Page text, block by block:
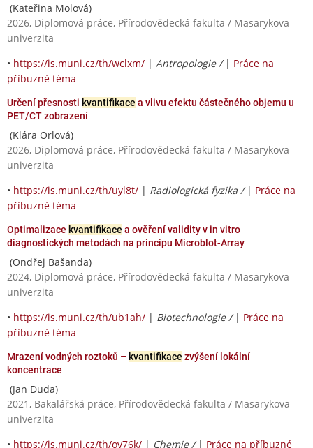
(Kateřina Molová)
2026, Diplomová práce, Přírodovědecká fakulta / Masarykova
univerzita
• https://is.muni.cz/th/wclxm/ | Antropologie / | Práce na
příbuzné téma
Určení přesnosti kvantifikace a vlivu efektu částečného objemu u
PET/CT zobrazení
(Klára Orlová)
2026, Diplomová práce, Přírodovědecká fakulta / Masarykova
univerzita
• https://is.muni.cz/th/uyl8t/ | Radiologická fyzika / | Práce na
příbuzné téma
Optimalizace kvantifikace a ověření validity v in vitro
diagnostických metodách na principu Microblot-Array
(Ondřej Bašanda)
2024, Diplomová práce, Přírodovědecká fakulta / Masarykova
univerzita
• https://is.muni.cz/th/ub1ah/ | Biotechnologie / | Práce na
příbuzné téma
Mrazení vodných roztoků – kvantifikace zvýšení lokální
koncentrace
(Jan Duda)
2021, Bakalářská práce, Přírodovědecká fakulta / Masarykova
univerzita
• https://is.muni.cz/th/ov76k/ | Chemie / | Práce na příbuzné